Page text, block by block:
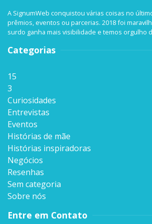
A SignumWeb conquistou várias coisas no
prêmios, eventos ou parcerias. 2018 foi
surdo ganha mais visibilidade e temos orgulho
Categorias
15
3
Curiosidades
Entrevistas
Eventos
Histórias de mãe
Histórias inspiradoras
Negócios
Resenhas
Sem categoria
Sobre nós
Entre em Contato